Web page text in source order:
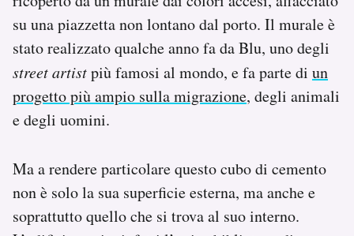
su una piazzetta non lontano dal porto. Il murale è
stato realizzato qualche anno fa da Blu, uno degli
street artistpiù famosi al mondo, e fa parte di un
progetto più ampio sulla migrazione, degli animali
e degli uomini.
Ma a rendere particolare questo cubo di cemento
non è solo la sua superficie esterna, ma anche e
soprattutto quello che si trova al suo interno.